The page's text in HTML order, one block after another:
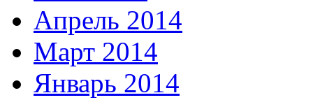
Апрель 2014
Март 2014
Январь 2014